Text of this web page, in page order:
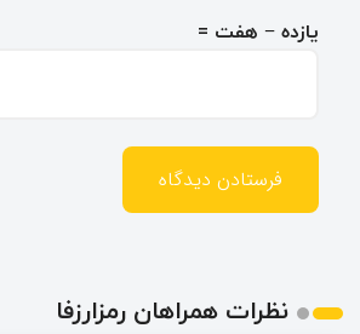
یازده − هفت =
نظرات همراهان رمزارزفا